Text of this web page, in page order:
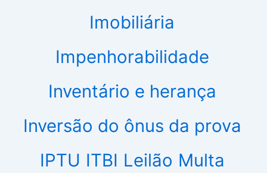
Imobiliária
Impenhorabilidade
Inventário e herança
Inversão do ônus da prova
IPTU ITBI Leilão Multa